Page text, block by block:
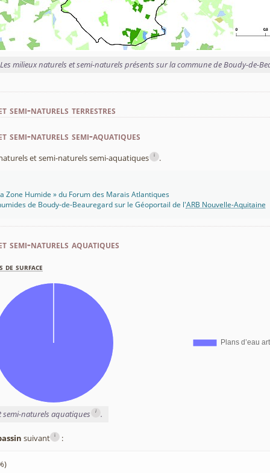
Les milieux naturels et semi-naturels présents sur la commune de Boudy-de-
semi-naturels terrestres
naturels semi-aquatiques
et semi-naturels semi-aquatiques i .
Zone Humide » du Forum des Marais Atlantiques
de Boudy-de-Beauregard sur le Géoportail de l'ARB Nouvelle-Aquitaine
semi-naturels aquatiques
de surface
semi-naturels aquatiques i .
suivant i :